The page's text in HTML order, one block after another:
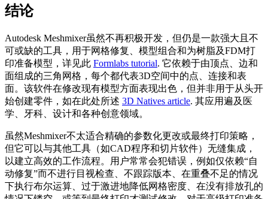
结论
Autodesk Meshmixer虽然不再积极开发，但仍是一款强大且不
可或缺的工具，用于网格修复、模型组合和为树脂及FDM打
印准备模型，详见此 Formlabs tutorial. 它依赖于由顶点、边和
面组成的三角网格，每个都代表3D空间中的点、连接和表
面。该软件在修改现有模型方面表现出色，但并非用于从头开
始创建零件，如在此处所述 3D Natives article. 其应用遍及医
学、牙科、设计和各种创意领域。
虽然Meshmixer不太适合精确的参数化更改或最终打印策略，
但它可以与其他工具（如CAD程序和切片软件）无缝集成，
以建立高效的工作流程。用户常常会犯错误，例如仅依赖“自
动修复”而不进行目视检查、不跟踪版本、在重叠不足的情况
下执行布尔运算、过于激进地降低网格密度、在没有排放孔的